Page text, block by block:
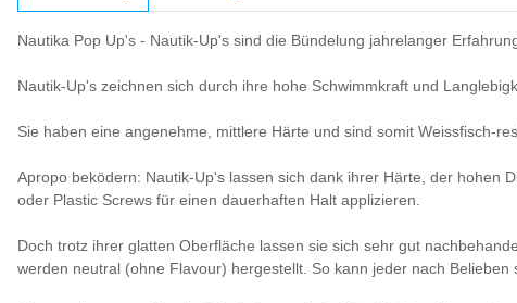
Nautika Pop Up's - Nautik-Up's sind die Bündelung jahrelanger
Nautik-Up's zeichnen sich durch ihre hohe Schwimmkraft und
Sie haben eine angenehme, mittlere Härte und sind somit Weissfisch-
Apropo beködern: Nautik-Up's lassen sich dank ihrer Härte, der hohen
oder Plastic Screws für einen dauerhaften Halt applizieren.
Doch trotz ihrer glatten Oberfläche lassen sie sich sehr gut
werden neutral (ohne Flavour) hergestellt. So kann jeder nach Belieben